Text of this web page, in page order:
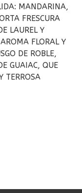
MANDARINA,
FRESCURA
LAUREL Y
FLORAL Y
DE ROBLE,
GUAIAC, QUE
TERROSA